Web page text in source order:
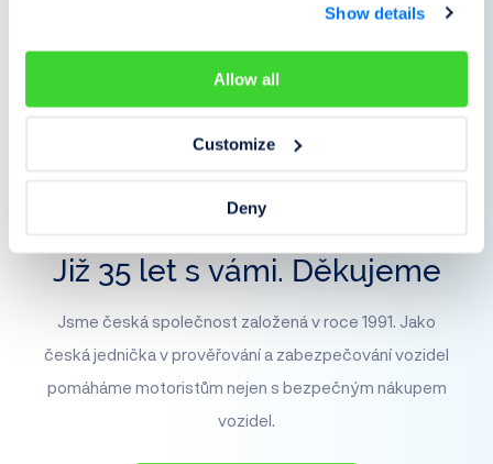
Show details
Allow all
Customize
Deny
Již 35 let s vámi. Děkujeme
Jsme česká společnost založená v roce 1991. Jako
česká jednička v prověřování a zabezpečování vozidel
pomáháme motoristům nejen s bezpečným nákupem
vozidel.